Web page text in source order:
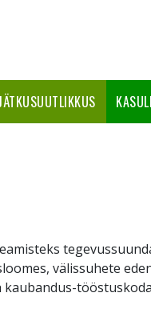
välissuhete